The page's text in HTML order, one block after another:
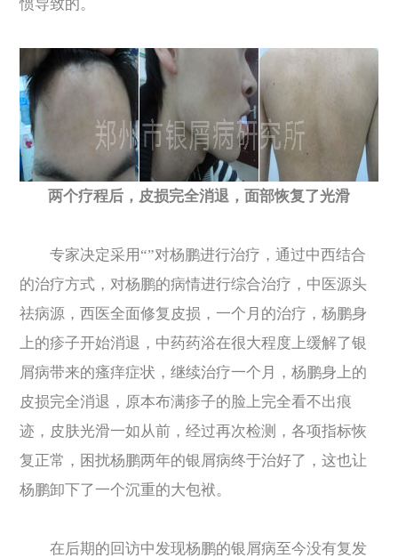
惯导致的。
两个疗程后，皮损完全消退，面部恢复了光滑
专家决定采用“”对杨鹏进行治疗，通过中西结合
的治疗方式，对杨鹏的病情进行综合治疗，中医源头
祛病源，西医全面修复皮损，一个月的治疗，杨鹏身
上的疹子开始消退，中药药浴在很大程度上缓解了银
屑病带来的瘙痒症状，继续治疗一个月，杨鹏身上的
皮损完全消退，原本布满疹子的脸上完全看不出痕
迹，皮肤光滑一如从前，经过再次检测，各项指标恢
复正常，困扰杨鹏两年的银屑病终于治好了，这也让
杨鹏卸下了一个沉重的大包袱。
在后期的回访中发现杨鹏的银屑病至今没有复发